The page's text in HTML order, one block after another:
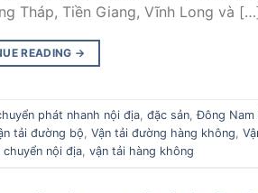
Tháp, Tiền Giang, Vĩnh Long và
READING →
phát nhanh nội địa đặc sản ,Đông Nam
tải đường bộ Vận tải đường hàng không
chuyển nội địa vận tải hàng không